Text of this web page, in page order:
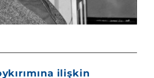
ilişkin